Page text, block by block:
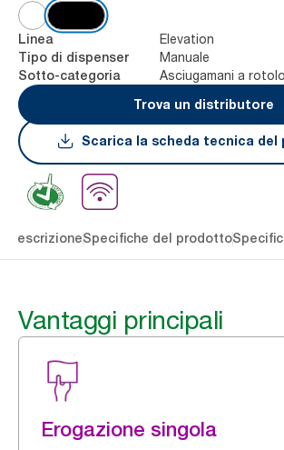
Linea Elevation
Tipo di dispenser Manuale
Sotto-categoria
Asciugamani a rotolo
Trova un distributore
Scarica la scheda tecnica
DescrizioneSpecifiche del prodotto
Vantaggi principali
Erogazione singola